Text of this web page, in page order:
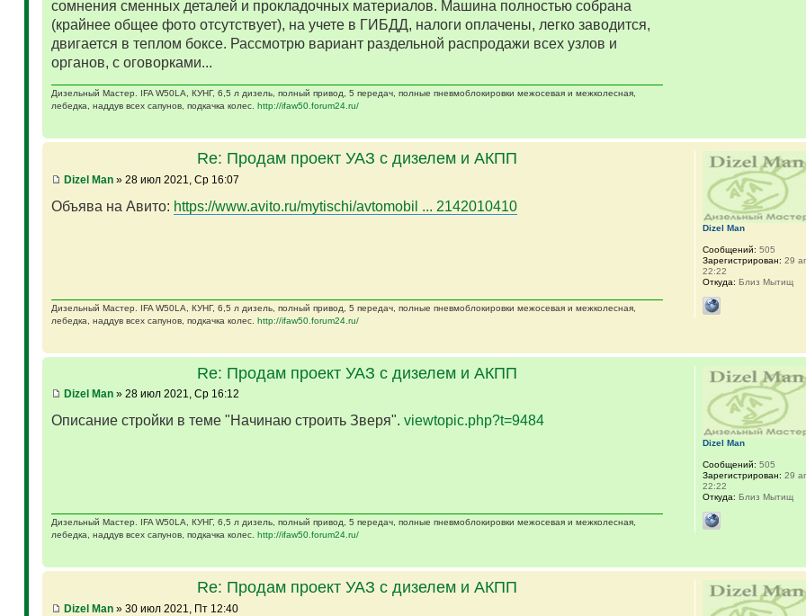
сомнения сменных деталей и прокладочных материалов. Машина полностью собрана
(крайнее общее фото отсутствует), на учете в ГИБДД, налоги оплачены, легко заводится,
двигается в теплом боксе. Рассмотрю вариант раздельной распродажи всех узлов и
органов, с оговорками...
Дизельный Мастер. IFA W50LA, КУНГ, 6,5 л дизель, полный привод, 5 передач, полные пневмоблокировки межосевая и межколесная,
лебедка, наддув всех сапунов, подкачка колес. http://ifaw50.forum24.ru/
Re: Продам проект УАЗ с дизелем и АКПП
Dizel Man» 28 июл 2021, Ср 16:07
Объява на Авито: https://www.avito.ru/mytischi/avtomobil ... 2142010410
Дизельный Мастер. IFA W50LA, КУНГ, 6,5 л дизель, полный привод, 5 передач, полные пневмоблокировки межосевая и межколесная,
лебедка, наддув всех сапунов, подкачка колес. http://ifaw50.forum24.ru/
Dizel Man
Сообщений: 505
Зарегистрирован: 29
22:22
Откуда: Близ Мытищ
Re: Продам проект УАЗ с дизелем и АКПП
Dizel Man» 28 июл 2021, Ср 16:12
Описание стройки в теме "Начинаю строить Зверя". viewtopic.php?t=9484
Дизельный Мастер. IFA W50LA, КУНГ, 6,5 л дизель, полный привод, 5 передач, полные пневмоблокировки межосевая и межколесная,
лебедка, наддув всех сапунов, подкачка колес. http://ifaw50.forum24.ru/
Dizel Man
Сообщений: 505
Зарегистрирован: 29
22:22
Откуда: Близ Мытищ
Re: Продам проект УАЗ с дизелем и АКПП
Dizel Man» 30 июл 2021, Пт 12:40